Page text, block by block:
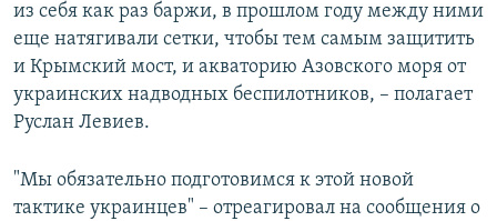
из себя как раз баржи, в прошлом году между ними
еще натягивали сетки, чтобы тем самым защитить
и Крымский мост, и акваторию Азовского моря от
украинских надводных беспилотников, – полагает
Руслан Левиев.
"Мы обязательно подготовимся к этой новой
тактике украинцев" – отреагировал на сообщения о